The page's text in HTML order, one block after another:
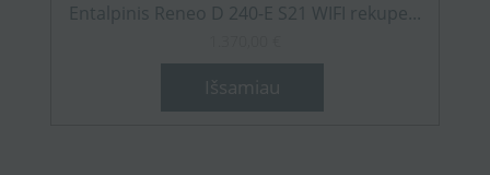
Entalpinis Reneo D 240-E S21 WIFI rekupe...
Išsamiau